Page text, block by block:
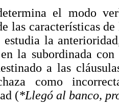
el modo
las características
estudia la
en la subordinada
a las
como
(*Llegó al banco,